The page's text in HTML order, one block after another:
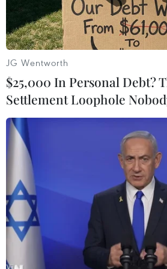
đồng di cư vào nông
động các nguồn kiều hối
giảm đóinghèo ở nông thôn
lương thực trong nước.
Quan chức IFAD cho biết
tìm kiếm các nhà đầu tư
chức của người di cư để
vàonông nghiệp ở nước họ
phát triển, tạo thêm nhiều
mở ra các cơ hội kinh tế
nôngnghiệp và nông thôn.
Đầu tư vào nông nghiệp và
giữanông dân với các thị
tác động rất lớn và tích
JG Wentworth
$25,000 In Personal Debt?
Settlement Loophole